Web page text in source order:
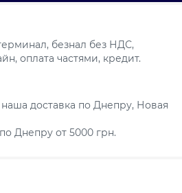
безнал без НДС,
оплата частями, кредит.
доставка по Днепру, Новая
Днепру от 5000 грн.